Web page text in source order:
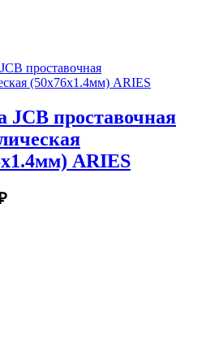
проставочная
ARIES